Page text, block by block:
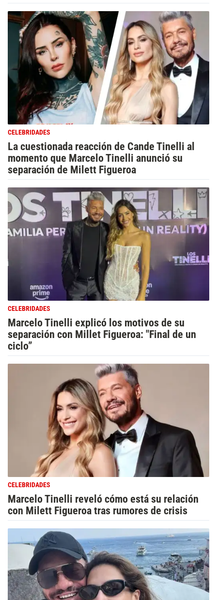
CELEBRIDADES
La cuestionada reacción de Cande Tinelli al
momento que Marcelo Tinelli anunció su
separación de Milett Figueroa
CELEBRIDADES
Marcelo Tinelli explicó los motivos de su
separación con Millet Figueroa: "Final de un
ciclo”
CELEBRIDADES
Marcelo Tinelli reveló cómo está su relación
con Milett Figueroa tras rumores de crisis